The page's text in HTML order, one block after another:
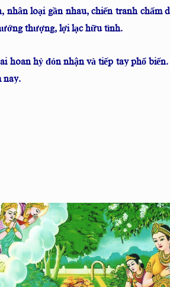
nhân loại gần nhau, chiến tranh
thượng, lợi lạc hữu tình.
hoan hỷ đón nhận và tiếp tay phổ
nay.